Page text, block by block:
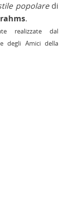
popolaredi
.
realizzate dal
degli Amici della